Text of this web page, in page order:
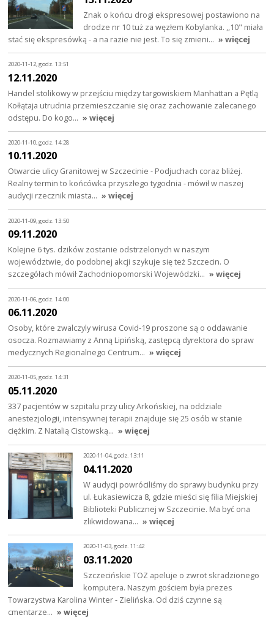
Znak o końcu drogi ekspresowej postawiono na
drodze nr 10 tuż za węzłem Kobylanka. ,,10" miała
stać się ekspresówką - a na razie nie jest. To się zmieni… » więcej
2020-11-12, godz. 13:51
12.11.2020
Handel stolikowy w przejściu między targowiskiem Manhattan a Pętlą
Kołłątaja utrudnia przemieszczanie się oraz zachowanie zalecanego
odstępu. Do kogo… » więcej
2020-11-10, godz. 14:28
10.11.2020
Otwarcie ulicy Granitowej w Szczecinie - Podjuchach coraz bliżej.
Realny termin to końcówka przyszłego tygodnia - mówił w naszej
audycji rzecznik miasta… » więcej
2020-11-09, godz. 13:50
09.11.2020
Kolejne 6 tys. dzików zostanie odstrzelonych w naszym
województwie, do podobnej akcji szykuje się też Szczecin. O
szczegółach mówił Zachodniopomorski Wojewódzki… » więcej
2020-11-06, godz. 14:00
06.11.2020
Osoby, które zwalczyly wirusa Covid-19 proszone są o oddawanie
osocza. Rozmawiamy z Anną Lipińską, zastępcą dyrektora do spraw
medycznych Regionalnego Centrum… » więcej
2020-11-05, godz. 14:31
05.11.2020
337 pacjentów w szpitalu przy ulicy Arkońskiej, na oddziale
anestezjologii, intensywnej terapii znajduje się 25 osób w stanie
ciężkim. Z Natalią Cistowską… » więcej
2020-11-04, godz. 13:11
04.11.2020
W audycji powróciliśmy do sprawy budynku przy
ul. Łukasiewicza 8, gdzie mieści się filia Miejskiej
Biblioteki Publicznej w Szczecinie. Ma być ona
zlikwidowana… » więcej
2020-11-03, godz. 11:42
03.11.2020
Szczecińskie TOZ apeluje o zwrot skradzionego
komputera. Naszym gościem była prezes
Towarzystwa Karolina Winter - Zielińska. Od dziś czynne są
cmentarze… » więcej